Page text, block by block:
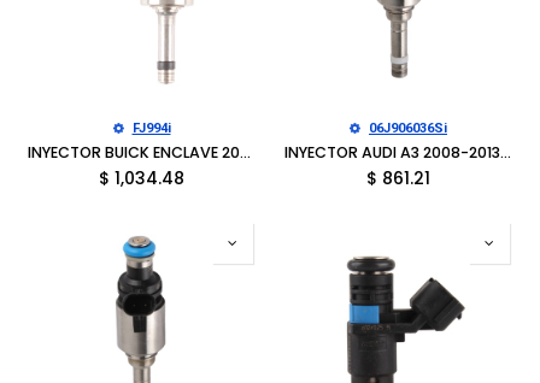
FJ994i
INYECTOR BUICK ENCLAVE 2009-2011, LACROSSE 2010-2011, CADILLAC CTS 2008-2011, STS 2008-2011, CHEVROLET CAMARO 2010-2011, TRAVERSE 2009-2011, GMC ACADIA 2009-2011, SATURN OUTLOOK 2009-2010
$ 1,034.48
06J906036Si
INYECTOR AUDI A3 2008-2013, A4 2013-2016, A6 2012-2015, Q5 2013-2017, VOLKSWAGEN GOLF 2012, PASSAT 2008-2010
$ 861.21